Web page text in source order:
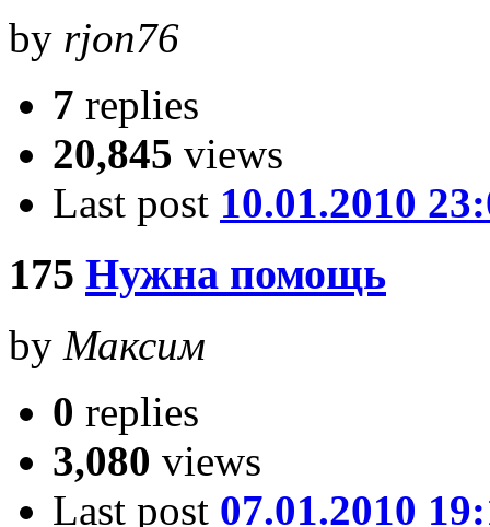
by rjon76
7 replies
20,845 views
Last post 10.01.2010
175 Нужна помощь
by Максим
0 replies
3,080 views
Last post 07.01.2010